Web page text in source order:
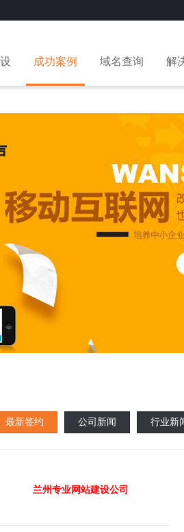
成功案例 域名查询 解
最新签约 公司新闻 行业新
兰州专业网站建设公司